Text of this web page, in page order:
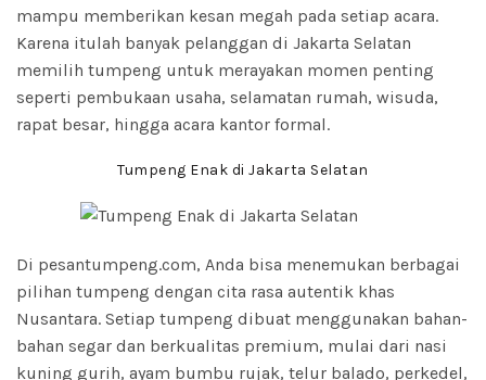
mampu memberikan kesan megah pada setiap acara.
Karena itulah banyak pelanggan di Jakarta Selatan
memilih tumpeng untuk merayakan momen penting
seperti pembukaan usaha, selamatan rumah, wisuda,
rapat besar, hingga acara kantor formal.
Tumpeng Enak di Jakarta Selatan
Di pesantumpeng.com, Anda bisa menemukan berbagai
pilihan tumpeng dengan cita rasa autentik khas
Nusantara. Setiap tumpeng dibuat menggunakan bahan-
bahan segar dan berkualitas premium, mulai dari nasi
kuning gurih, ayam bumbu rujak, telur balado, perkedel,